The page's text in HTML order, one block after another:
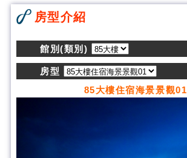
房型介紹
館別(類別)
房型
85大樓住宿海景景觀01